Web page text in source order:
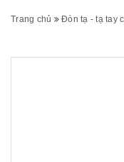
Trang chủ Đòn tạ - tạ tay